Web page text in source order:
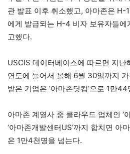
관 발표 이후 취소했고, 아마존은 H-
에게 발급되는 H-4 비자 보유자들에
고했다.
USCIS 데이터베이스에 따르면 지
연도에 들어서 올해 6월 30일까지
받은 기업은 ‘아마존닷컴’으로 1만
아마존 계열사 중 클라우드 업체인 ‘
‘아마존개발센터US’까지 합치면 아
은 1만4천명을 넘는다.